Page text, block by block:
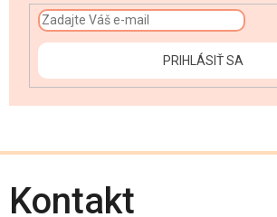
PRIHLÁSIŤ SA
Kontakt